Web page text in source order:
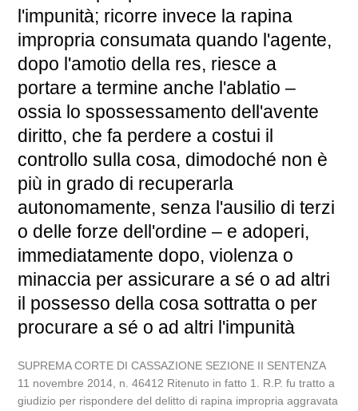
l'impunità; ricorre invece la rapina
impropria consumata quando l'agente,
dopo l'amotio della res, riesce a
portare a termine anche l'ablatio –
ossia lo spossessamento dell'avente
diritto, che fa perdere a costui il
controllo sulla cosa, dimodoché non è
più in grado di recuperarla
autonomamente, senza l'ausilio di terzi
o delle forze dell'ordine – e adoperi,
immediatamente dopo, violenza o
minaccia per assicurare a sé o ad altri
il possesso della cosa sottratta o per
procurare a sé o ad altri l'impunità
SUPREMA CORTE DI CASSAZIONE SEZIONE II SENTENZA
11 novembre 2014, n. 46412 Ritenuto in fatto 1. R.P. fu tratto a
giudizio per rispondere del delitto di rapina impropria aggravata